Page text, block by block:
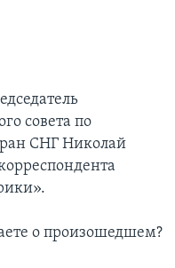
совета по
СНГ Николай
о произошедшем?